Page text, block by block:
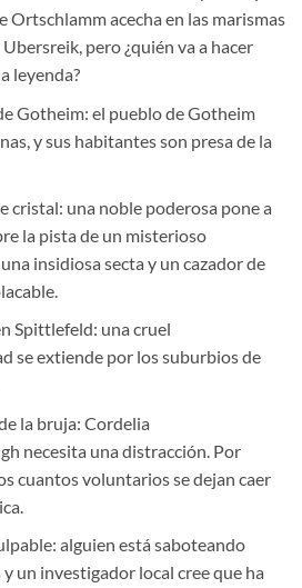
Ortschlamm acecha en las marismas
Ubersreik, pero ¿quién va a hacer
leyenda?
Gotheim: el pueblo de Gotheim
y sus habitantes son presa de la
cristal: una noble poderosa pone a
la pista de un misterioso
insidiosa secta y un cazador de
Spittlefeld: una cruel
se extiende por los suburbios de
la bruja: Cordelia
necesita una distracción. Por
cuantos voluntarios se dejan caer
alguien está saboteando
un investigador local cree que ha